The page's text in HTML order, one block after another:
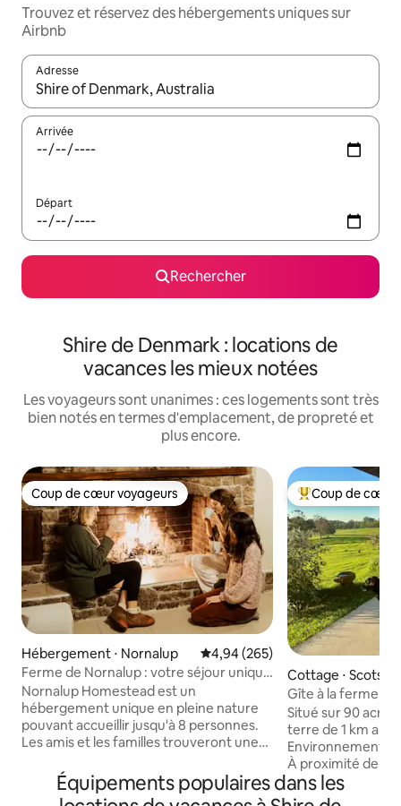
Trouvez et réservez des hébergements uniques sur
Airbnb
Adresse
Lorsque les résultats s'affichent, utilisez les flèches vers le
Arrivée
Départ
Rechercher
Shire de Denmark : locations de
vacances les mieux notées
Les voyageurs sont unanimes : ces logements sont très
bien notés en termes d'emplacement, de propreté et
plus encore.
Coup de cœur voyageurs
Coup de cœur voyageurs
Hébergement ⋅ Nornalup Évaluation moyenne sur la
4,94 (265)
Ferme de Nornalup : votre séjour unique
dans la nature
Nornalup Homestead est un
hébergement unique en pleine nature
pouvant accueillir jusqu'à 8 personnes.
Les amis et les familles trouveront une
Explorez nos 68 hectares de forêt et de
terres agricoles. Détendez-vous sur
Coups de cœur
Coup de cœur
Cottage ⋅
Gîte à la ferme à
Situé sur 90
terre de 1 km au
Environnement
À proximité de la
15 minutes du
de Light Beach,
Équipements populaires dans les